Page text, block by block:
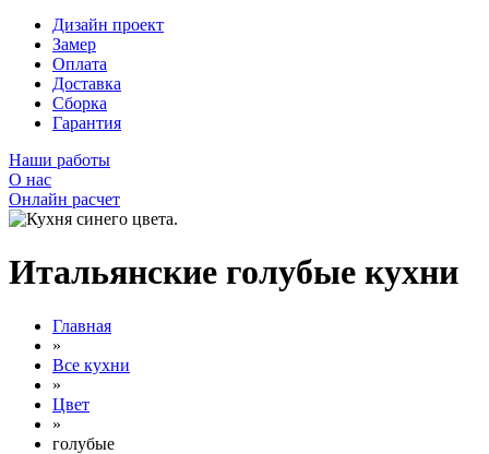
Дизайн проект
Замер
Оплата
Доставка
Сборка
Гарантия
Наши работы
О нас
Онлайн расчет
Итальянские голубые кухни
Главная
»
Все кухни
»
Цвет
»
голубые